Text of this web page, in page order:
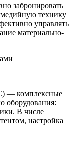
забронировать
технику
управлять
материально-
— комплексные
оборудования:
В числе
настройка